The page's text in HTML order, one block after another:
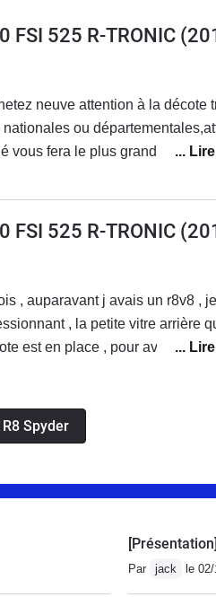
FSI 525 R-TRONIC
neuve attention à la décote
ou
vous fera le plus grand
accélérations
route difficile à prendre en
de la puissance
conduite.Un réel grand plaisir
mains cependant,car dans ce
que de conduite.coté
viendront vous abordez pour
vous pouvez vous l'offrir (en
et montées
FSI 525 R-TRONIC
, auparavant j avais un r8v8 ,
, la petite vitre arrière
est en place , pour avoir le
Spyder
Par jack le